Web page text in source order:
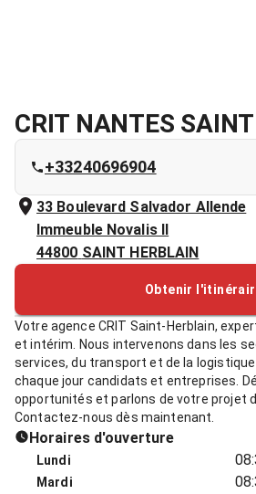
CRIT NANTES
+33240696904
33 Boulevard Salvador Allende
Immeuble Novalis II
44800 SAINT HERBLAIN
Obtenir
Votre agence CRIT Saint-Herblain,
et intérim. Nous intervenons dans les
services, du transport et de la
chaque jour candidats et entreprises.
opportunités et parlons de votre projet
Contactez-nous dès maintenant.
Horaires d'ouverture
Lundi
Mardi